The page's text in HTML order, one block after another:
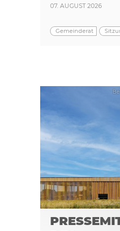
07. AUGUST 2026
Gemeinderat